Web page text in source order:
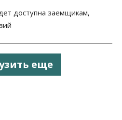
доступна заемщикам,
еще